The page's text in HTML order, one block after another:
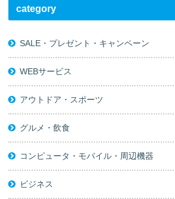
category
SALE・プレゼント・キャンペーン
WEBサービス
アウトドア・スポーツ
グルメ・飲食
コンピュータ・モバイル・周辺機器
ビジネス